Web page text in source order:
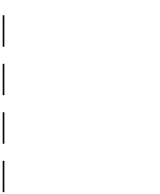
|
|
|
|